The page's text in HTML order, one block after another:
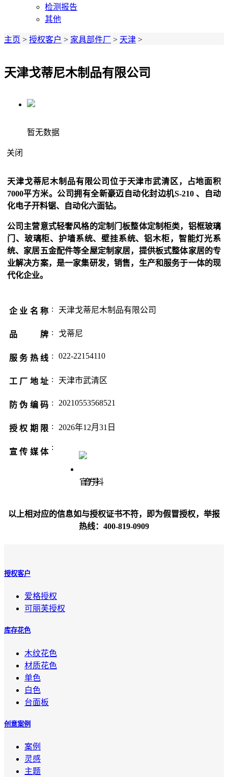
检测报告
其他
主页 > 授权客户 > 家具部件厂 > 天津 >
天津戈蒂尼木制品有限公司
暂无数据
关闭
天津戈蒂尼木制品有限公司位于天津市武清区，占地面积
7000平方米。公司拥有全新豪迈自动化封边机S-210 、自动
化电子开料锯、自动化六面钻。
公司主营意式轻奢风格的定制门板整体定制柜类，铝框玻璃
门、玻璃柜、护墙系统、壁挂系统、铝木柜，智能灯光系
统、家居五金配件等全屋定制家居，提供板式整体家居的专
业解决方案，是一家集研发，销售，生产和服务于一体的现
代化企业。
企业名称 : 天津戈蒂尼木制品有限公司
品 牌 : 戈蒂尼
服务热线 : 022-22154110
工厂地址 : 天津市武清区
防伪编码 : 20210553568521
授权期限 : 2026年12月31日
宣传媒体
:
官方抖音号
以上相对应的信息如与授权证书不符，即为假冒授权，举报
热线：400-819-0909
授权客户
爱格授权
可丽芙授权
库存花色
木纹花色
材质花色
单色
白色
台面板
创意案例
案例
灵感
主题